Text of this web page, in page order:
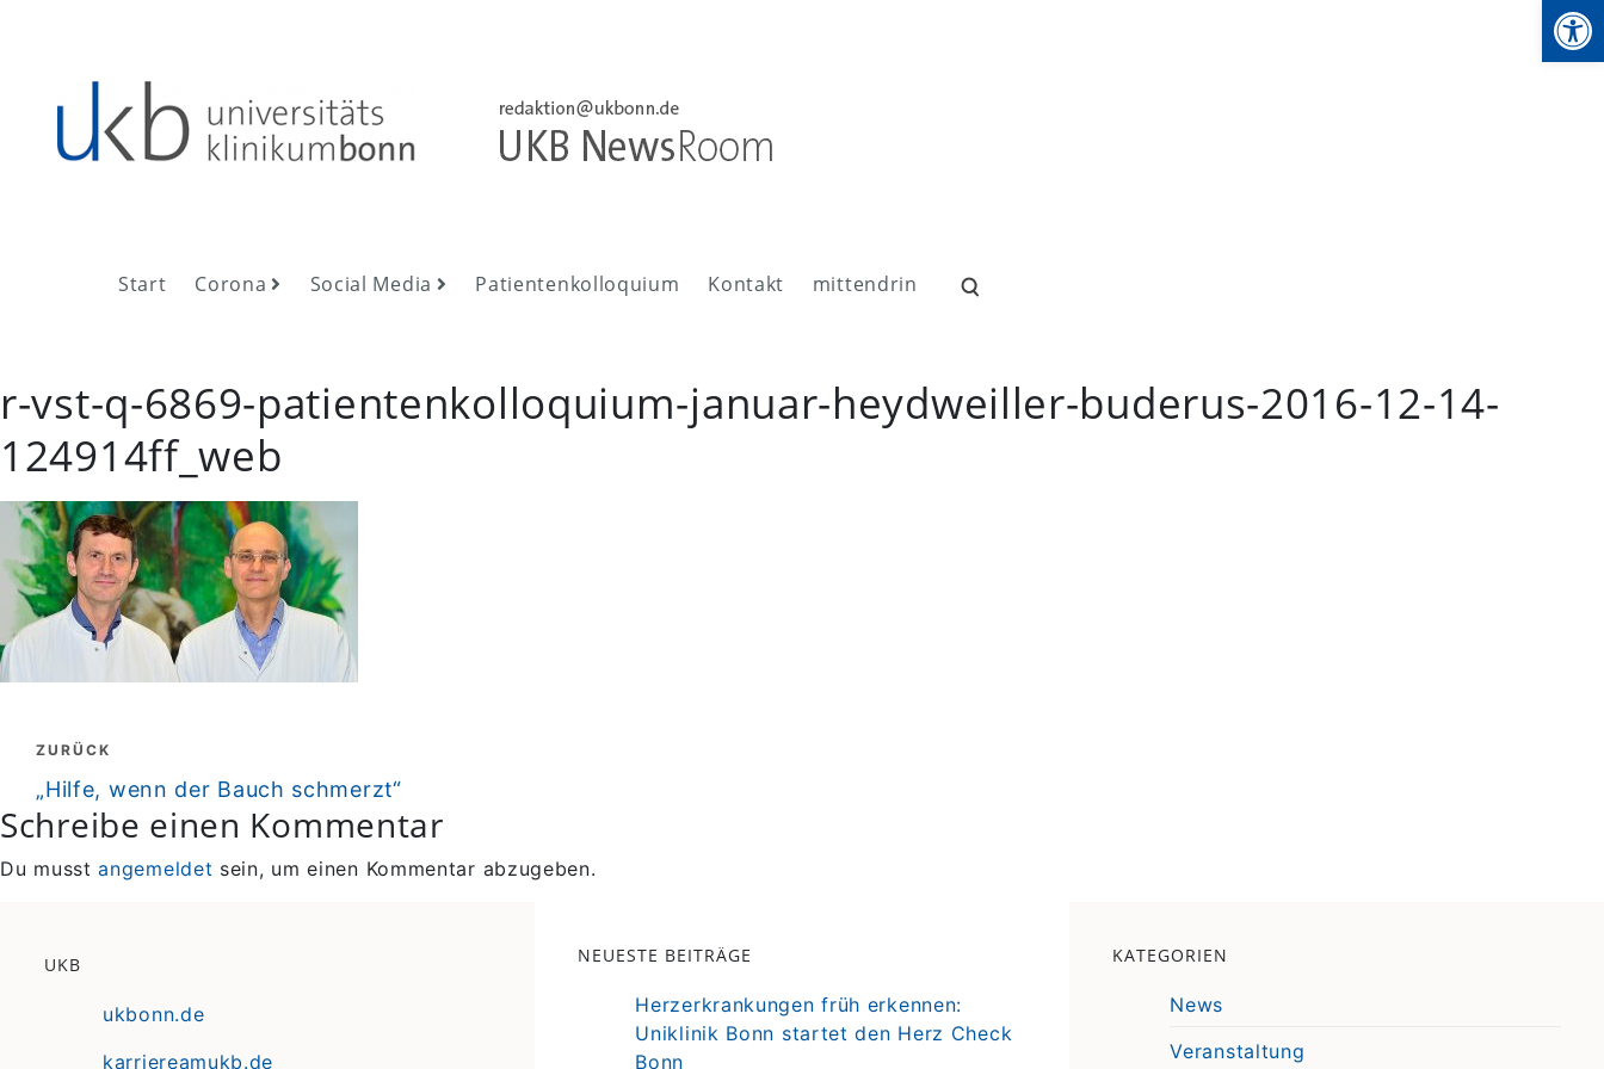
Start Corona Social Media Patientenkolloquium Kontakt mittendrin
Suchen
r-vst-q-6869-patientenkolloquium-januar-heydweiller-buderus-2016-12-14-
124914ff_web
Beitragsnavigation
ZURÜCK
zurück
„Hilfe, wenn der Bauch schmerzt“
Schreibe einen Kommentar
Du musstangemeldet sein, um einen Kommentar abzugeben.
UKB
ukbonn.de
karriereamukb.de
NEUESTE BEITRÄGE
Herzerkrankungen früh erkennen:
Uniklinik Bonn startet den Herz Check
Bonn
KATEGORIEN
News
Veranstaltung